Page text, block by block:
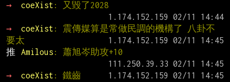
→
coeXist : 又毀了2028
→
coeXist : 震傳媒算是常做民調的機構了 八卦不
要太
推
Amilous : 蕭旭岑助攻+10
→
coeXist : 鐵齒